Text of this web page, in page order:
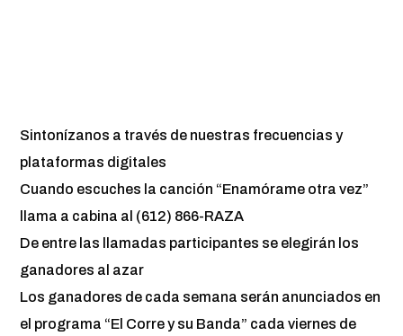
Sintonízanos a través de nuestras frecuencias y
plataformas digitales
Cuando escuches la canción “Enamórame otra vez”
llama a cabina al (612) 866-RAZA
De entre las llamadas participantes se elegirán los
ganadores al azar
Los ganadores de cada semana serán anunciados en
el programa “El Corre y su Banda” cada viernes de